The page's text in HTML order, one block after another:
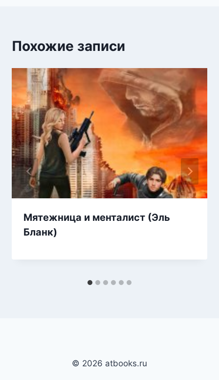
Похожие записи
Мятежница и менталист (Эль
Бланк)
© 2026 atbooks.ru